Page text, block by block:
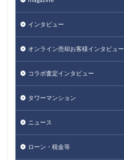
インタビュー
オンライン売却お客様インタビュー
コラボ査定インタビュー
タワーマンション
ニュース
ローン・税金等